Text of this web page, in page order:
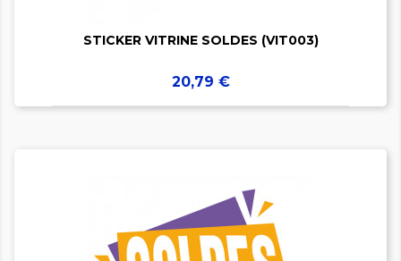
STICKER VITRINE SOLDES (VIT003)
Prix
20,79 €